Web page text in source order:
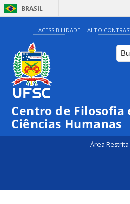
BRASIL
ACESSIBILIDADE ALTO
Centro de Filosofia
Ciências Humanas
Área Restrita